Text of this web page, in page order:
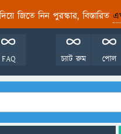
জিতে নিন পুরস্কার, বিস্তারিত
FAQ পোল
চ্যাট রুম